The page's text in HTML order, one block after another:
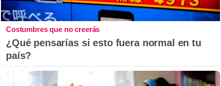
Costumbres que no creerás
¿Qué pensarías si esto fuera normal en tu
país?